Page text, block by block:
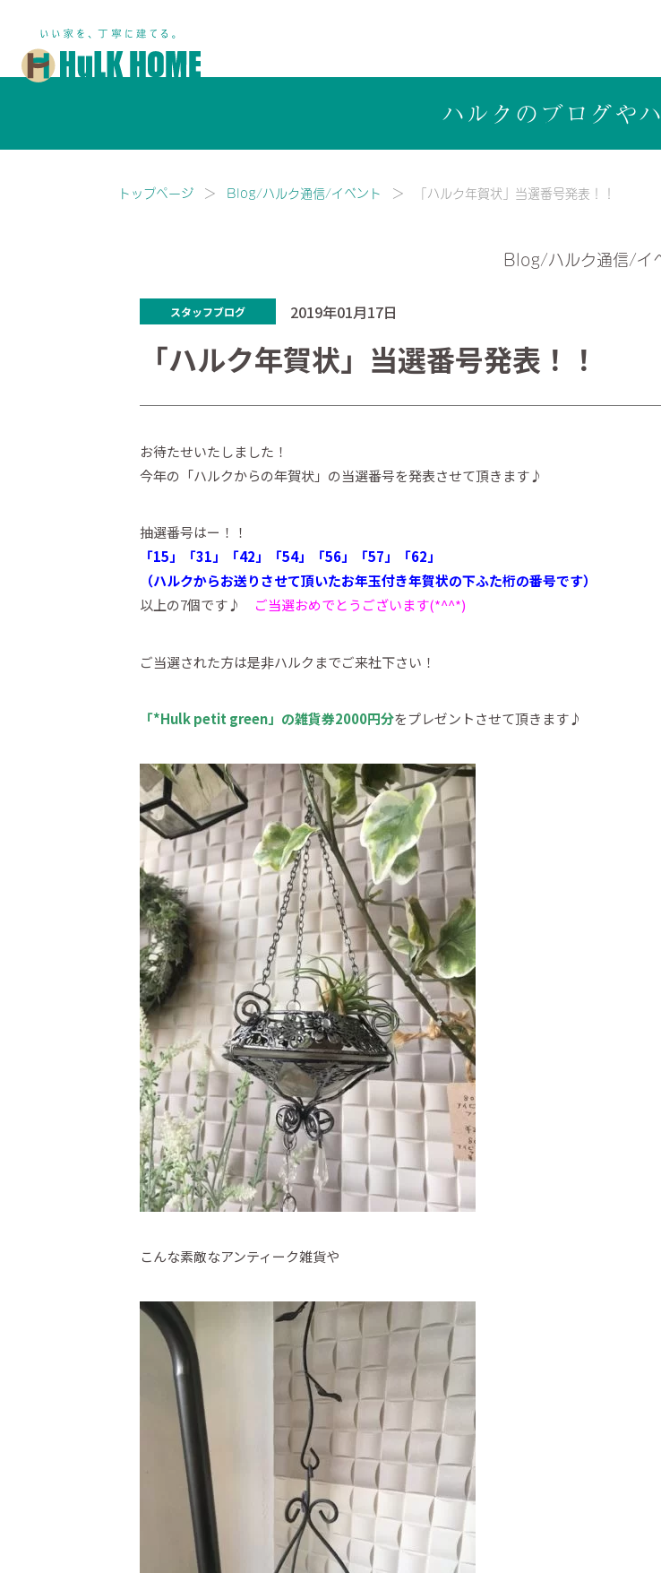
ハルクのブログや
トップページ Blog/ハルク通信/イベント 「ハルク年賀状」当選番号発表！！
Blog/ハルク通信/イ
スタッフブログ 2019年01月17日
「ハルク年賀状」当選番号発表！！
お待たせいたしました！
今年の「ハルクからの年賀状」の当選番号を発表させて頂きます♪
抽選番号はー！！
「15」「31」「42」「54」「56」「57」「62」
（ハルクからお送りさせて頂いたお年玉付き年賀状の下ふた桁の番号です）
以上の7個です♪ ご当選おめでとうございます(*^^*)
ご当選された方は是非ハルクまでご来社下さい！
「*Hulk petit green」の雑貨券2000円分をプレゼントさせて頂きます♪
こんな素敵なアンティーク雑貨や